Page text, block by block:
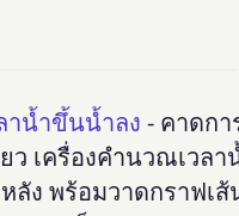
าน้ำขึ้นน้ำลง - คาดก
ยว เครื่องคำนวณเว
ลัง พร้อมวาดกราฟ